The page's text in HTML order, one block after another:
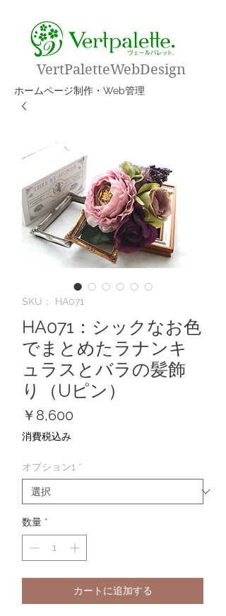
VertPaletteWebDesign
​ホームページ制作・Web管理
SKU： HA071
HA071：シックなお色
でまとめたラナンキ
ュラスとバラの髪飾
り（Uピン）
￥8,600
消費税込み
オプション1 *
数量 *
カートに追加する